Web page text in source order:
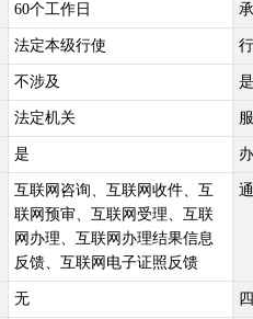
60个工作日
法定本级行使
不涉及
法定机关
是
互联网咨询、互联网收件、互
联网预审、互联网受理、互联
网办理、互联网办理结果信息
反馈、互联网电子证照反馈
无